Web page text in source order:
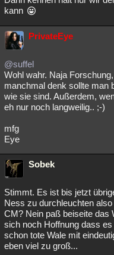
kann
PrivateEye
@suffel
Wohl wahr. Naja
manchmal denk sollte man
wie sie sind. Außerdem,
eh nur noch langweilig.. ;-)
mfg
Eye
Sobek
Stimmt. Es ist bis jetzt
Ness zu durchleuchten
CM? Nein paß beiseite das
sich noch Hoffnung dass
schon tote Wale mit
eben viel zu groß...